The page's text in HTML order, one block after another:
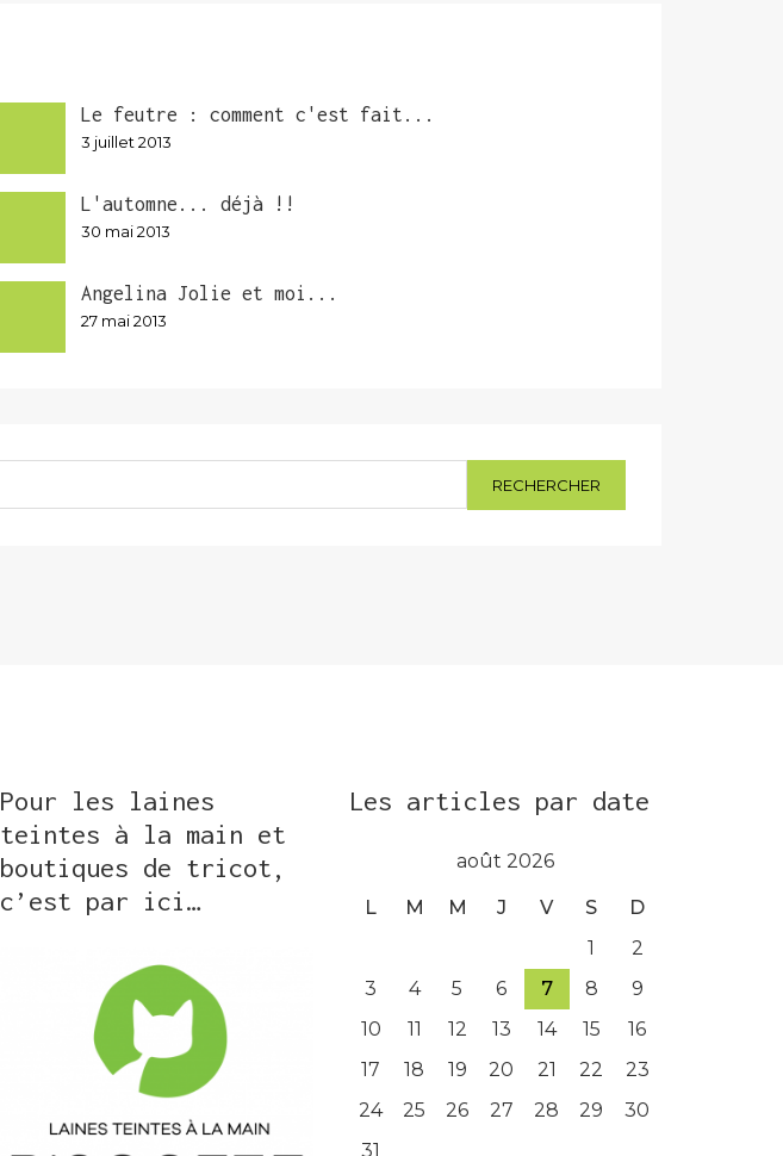
Le feutre : comment c'est fait...
3 juillet 2013
L'automne... déjà !!
30 mai 2013
Angelina Jolie et moi...
27 mai 2013
Pour les laines
teintes à la main et
boutiques de tricot,
c’est par ici…
Les articles par date
août 2026
L M M J V S
D
1
2
3
4 5 6 7 8
9
10
11 12 13 14 15
16
17
18 19 20 21 22
23
24
25 26 27 28 29
30
31